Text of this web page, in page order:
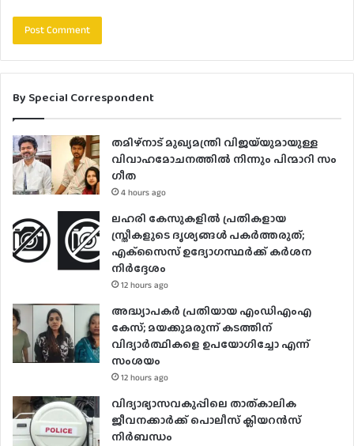
By Special Correspondent
തമിഴ്നാട് മുഖ്യമന്ത്രി വിജയ്‌യുമായുള്ള
വിവാഹമോചനത്തിൽ നിന്നും പിന്മാറി സം​
ഗീത
4 hours ago
ലഹരി കേസുകളിൽ പ്രതികളായ
സ്ത്രീകളുടെ ദൃശ്യങ്ങൾ പകർത്തരുത്;
എക്‌സൈസ് ഉദ്യോഗസ്ഥർക്ക് കർശന
നിർദ്ദേശം
12 hours ago
അദ്ധ്യാപകർ പ്രതിയായ എംഡിഎംഎ
കേസ്; മയക്കുമരുന്ന് കടത്തിന്
വിദ്യാർത്ഥികളെ ഉപയോ​ഗിച്ചോ എന്ന്
സംശയം
12 hours ago
വിദ്യാഭ്യാസവകുപ്പിലെ താത്കാലിക
ജീവനക്കാർക്ക് പൊലീസ് ക്ലിയറൻസ്
നിർബന്ധം